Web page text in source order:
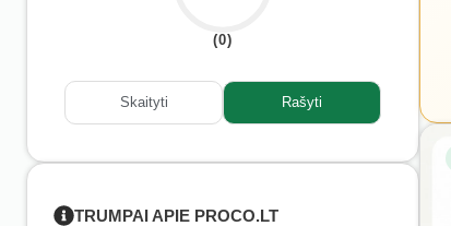
(0)
Skaityti Rašyti
TRUMPAI APIE PROCO.LT